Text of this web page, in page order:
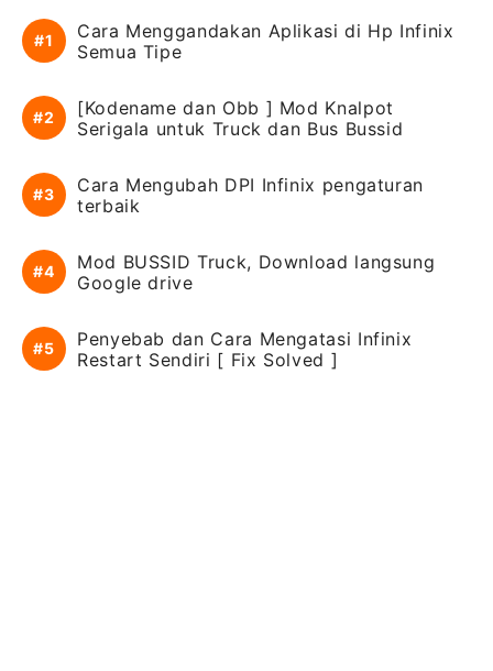
Cara Menggandakan Aplikasi di Hp Infinix
Semua Tipe
[Kodename dan Obb ] Mod Knalpot
Serigala untuk Truck dan Bus Bussid
Cara Mengubah DPI Infinix pengaturan
terbaik
Mod BUSSID Truck, Download langsung
Google drive
Penyebab dan Cara Mengatasi Infinix
Restart Sendiri [ Fix Solved ]